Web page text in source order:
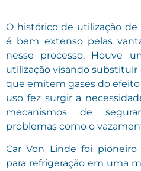
O histórico de utilização de
é bem extenso pelas
nesse processo. Houve
utilização visando
que emitem gases do
uso fez surgir a
mecanismos de
problemas como o
Car Von Linde foi
para refrigeração em uma